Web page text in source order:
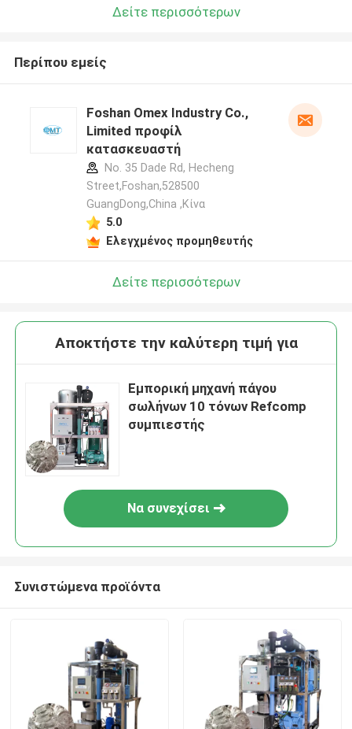
Δείτε περισσότερων
Περίπου εμείς
Foshan Omex Industry Co.,
Limited προφίλ
κατασκευαστή
No. 35 Dade Rd, Hecheng
Street,Foshan,528500
GuangDong,China ,Κίνα
5.0
Ελεγχμένος προμηθευτής
Δείτε περισσότερων
Αποκτήστε την καλύτερη τιμή για
Εμπορική μηχανή πάγου
σωλήνων 10 τόνων Refcomp
συμπιεστής
Να συνεχίσει
Συνιστώμενα προϊόντα